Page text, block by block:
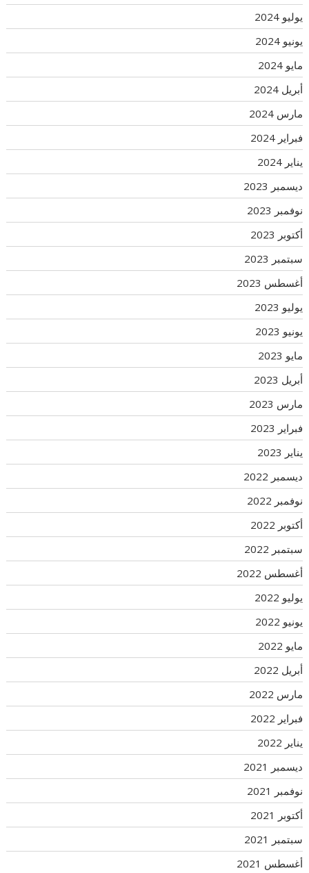
يوليو 2024
يونيو 2024
مايو 2024
أبريل 2024
مارس 2024
فبراير 2024
يناير 2024
ديسمبر 2023
نوفمبر 2023
أكتوبر 2023
سبتمبر 2023
أغسطس 2023
يوليو 2023
يونيو 2023
مايو 2023
أبريل 2023
مارس 2023
فبراير 2023
يناير 2023
ديسمبر 2022
نوفمبر 2022
أكتوبر 2022
سبتمبر 2022
أغسطس 2022
يوليو 2022
يونيو 2022
مايو 2022
أبريل 2022
مارس 2022
فبراير 2022
يناير 2022
ديسمبر 2021
نوفمبر 2021
أكتوبر 2021
سبتمبر 2021
أغسطس 2021